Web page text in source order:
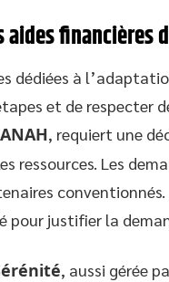
aides financières
dédiées à
et de respecter
ANAH, requiert une
ressources. Les
pour justifier la
, aussi gérée